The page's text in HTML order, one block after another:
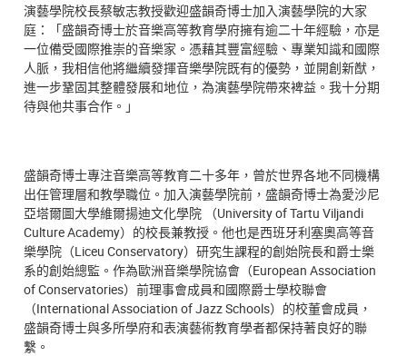
演藝學院校長蔡敏志教授歡迎盛韻奇博士加入演藝學院的大家
庭：「盛韻奇博士於音樂高等教育學府擁有逾二十年經驗，亦是
一位備受國際推崇的音樂家。憑藉其豐富經驗、專業知識和國際
人脈，我相信他將繼續發揮音樂學院既有的優勢，並開創新猷，
進一步鞏固其整體發展和地位，為演藝學院帶來裨益。我十分期
待與他共事合作。」
盛韻奇博士專注音樂高等教育二十多年，曾於世界各地不同機構
出任管理層和教學職位。加入演藝學院前，盛韻奇博士為愛沙尼
亞塔爾圖大學維爾揚迪文化學院 （University of Tartu Viljandi
Culture Academy）的校長兼教授。他也是西班牙利塞奧高等音
樂學院（Liceu Conservatory）研究生課程的創始院長和爵士樂
系的創始總監。作為歐洲音樂學院協會（European Association
of Conservatories）前理事會成員和國際爵士學校聯會
（International Association of Jazz Schools）的校董會成員，
盛韻奇博士與多所學府和表演藝術教育學者都保持著良好的聯
繫。